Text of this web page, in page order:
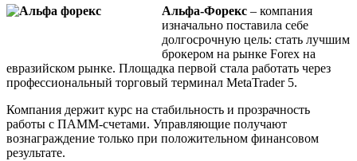
Альфа-Форекс – компания
изначально поставила себе
долгосрочную цель: стать лучшим
брокером на рынке Forex на
евразийском рынке. Площадка первой стала работать через
профессиональный торговый терминал MetaTrader 5.
Компания держит курс на стабильность и прозрачность
работы с ПАММ-счетами. Управляющие получают
вознаграждение только при положительном финансовом
результате.